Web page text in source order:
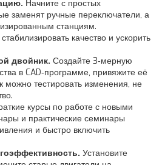
Начните с простых
заменят ручные переключатели, а
станциям.
качество и ускорить
двойник. Создайте 3‑мерную
в CAD‑программе, привяжите её
можно тестировать изменения, не
курсы по работе с новыми
и практические семинары
и быстро включить
Установите